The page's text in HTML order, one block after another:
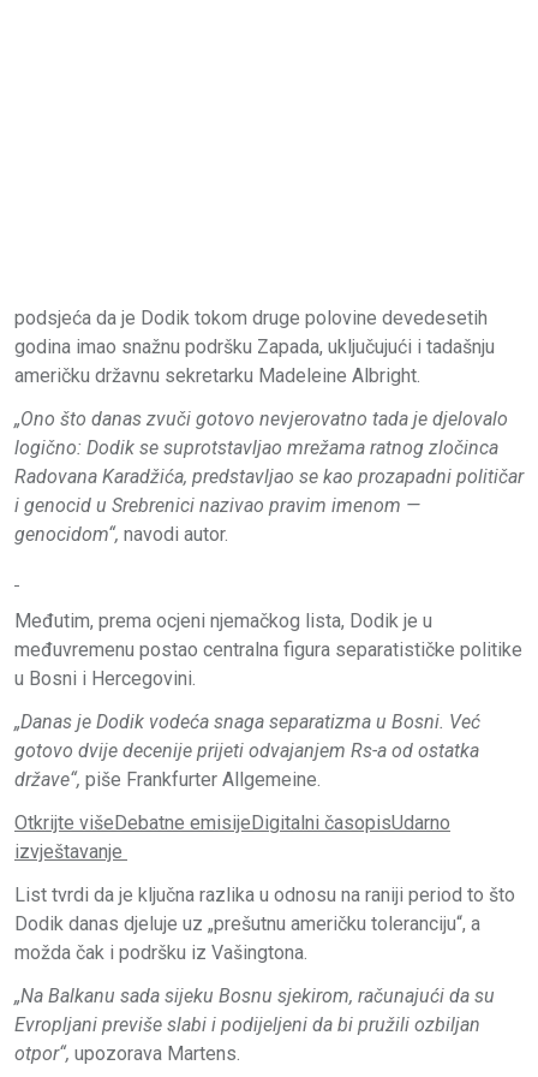
podsjeća da je Dodik tokom druge polovine devedesetih
godina imao snažnu podršku Zapada, uključujući i tadašnju
američku državnu sekretarku Madeleine Albright.
„Ono što danas zvuči gotovo nevjerovatno tada je djelovalo
logično: Dodik se suprotstavljao mrežama ratnog zločinca
Radovana Karadžića, predstavljao se kao prozapadni političar
i genocid u Srebrenici nazivao pravim imenom —
genocidom“, navodi autor.
Međutim, prema ocjeni njemačkog lista, Dodik je u
međuvremenu postao centralna figura separatističke politike
u Bosni i Hercegovini.
„Danas je Dodik vodeća snaga separatizma u Bosni. Već
gotovo dvije decenije prijeti odvajanjem Rs-a od ostatka
države“, piše Frankfurter Allgemeine.
Otkrijte višeDebatne emisijeDigitalni časopisUdarno
izvještavanje
List tvrdi da je ključna razlika u odnosu na raniji period to što
Dodik danas djeluje uz „prešutnu američku toleranciju“, a
možda čak i podršku iz Vašingtona.
„Na Balkanu sada sijeku Bosnu sjekirom, računajući da su
Evropljani previše slabi i podijeljeni da bi pružili ozbiljan
otpor“, upozorava Martens.